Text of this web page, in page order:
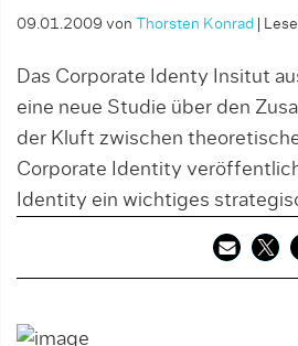
09.01.2009 von Thorsten Konrad
Das Corporate Identy Insitut
eine neue Studie über den
der Kluft zwischen
Corporate Identity
Identity ein wichtiges